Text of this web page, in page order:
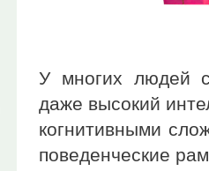
У многих людей
даже высокий
когнитивными
поведенческие